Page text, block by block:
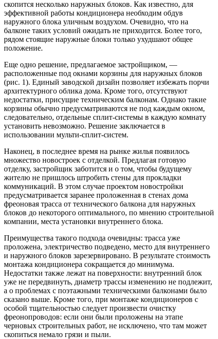
скопится несколько наружных блоков. Как известно, для
эффективной работы кондиционера необходим обдув
наружного блока уличным воздухом. Очевидно, что на
балконе таких условий ожидать не приходится. Более того,
рядом стоящие наружные блоки только ухудшают общее
положение.
Еще одно решение, предлагаемое застройщиком, —
расположенные под окнами корзины для наружных блоков
(рис. 1). Единый заводской дизайн позволяет избежать порчи
архитектурного облика дома. Кроме того, отсутствуют
недостатки, присущие техническим балконам. Однако такие
корзины обычно предусматриваются не под каждым окном,
следовательно, отдельные сплит-системы в каждую комнату
установить невозможно. Решение заключается в
использовании мульти-сплит-систем.
Наконец, в последнее время на рынке жилья появилось
множество новостроек с отделкой. Предлагая готовую
отделку, застройщик заботится и о том, чтобы будущему
жителю не пришлось штробить стены для прокладки
коммуникаций. В этом случае проектом новостройки
предусматривается заранее проложенная в стенах дома
фреоновая трасса от технического балкона для наружных
блоков до некоторого оптимального, по мнению строительной
компании, места установки внутреннего блока.
Преимущества такого подхода очевидны: трасса уже
проложена, электричество подведено, место для внутреннего
и наружного блоков зарезервировано. В результате стоимость
монтажа кондиционера сокращается до минимума.
Недостатки также лежат на поверхности: внутренний блок
уже не передвинуть, диаметр трассы изменению не подлежит,
а о проблемах с поэтажными техническими балконами было
сказано выше. Кроме того, при монтаже кондиционеров с
особой тщательностью следует произвести очистку
фреонопроводов: если они были проложены на этапе
черновых строительных работ, не исключено, что там может
скопиться немало грязи и пыли.